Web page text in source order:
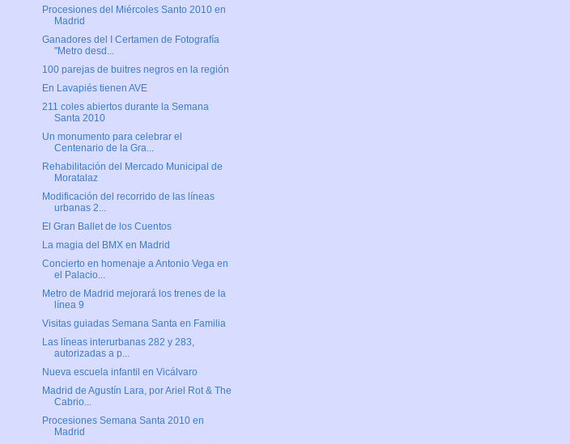
Procesiones del Miércoles Santo 2010 en
Madrid
Ganadores del I Certamen de Fotografía
"Metro desd...
100 parejas de buitres negros en la región
En Lavapiés tienen AVE
211 coles abiertos durante la Semana
Santa 2010
Un monumento para celebrar el
Centenario de la Gra...
Rehabilitación del Mercado Municipal de
Moratalaz
Modificación del recorrido de las líneas
urbanas 2...
El Gran Ballet de los Cuentos
La magia del BMX en Madrid
Concierto en homenaje a Antonio Vega en
el Palacio...
Metro de Madrid mejorará los trenes de la
línea 9
Visitas guiadas Semana Santa en Familia
Las líneas interurbanas 282 y 283,
autorizadas a p...
Nueva escuela infantil en Vicálvaro
Madrid de Agustín Lara, por Ariel Rot & The
Cabrio...
Procesiones Semana Santa 2010 en
Madrid